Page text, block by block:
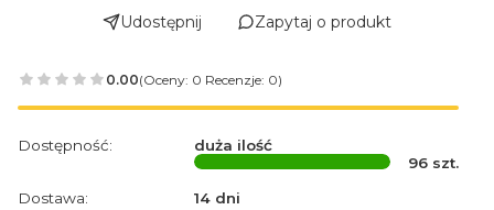
Udostępnij Zapytaj o produkt
0.00(Oceny: 0 Recenzje: 0)
Dostępność:
duża ilość
96 szt.
Dostawa:
14 dni